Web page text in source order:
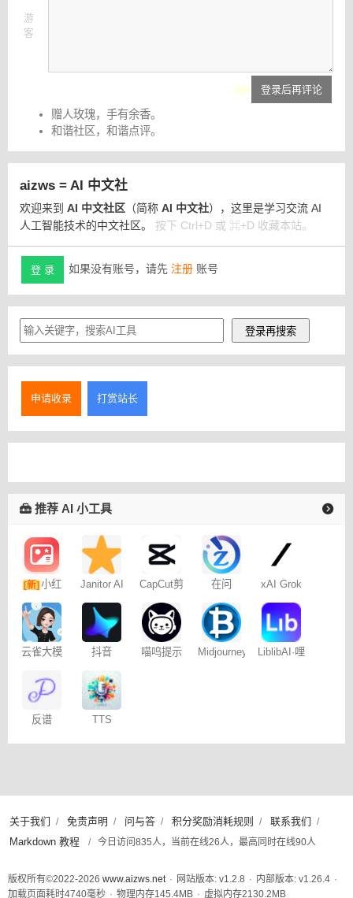
游
客
登录后再评论
赠人玫瑰，手有余香。
和谐社区，和谐点评。
aizws = AI 中文社
欢迎来到 AI 中文社区 （简称 AI 中文社），这里是学习交流 AI
人工智能技术的中文社区。 按下 Ctrl+D 或 ⌘+D 收藏本站。
登 录 如果没有账号，请先 注册 账号
申请收录 打赏站长
推荐 AI 小工具
[新] 小红
书图文笔
记
Janitor AI
聊天
CapCut剪
在问 xAI Grok
云雀大模
抖音
– 免费
喵呜提示
Midjourney
LiblibAI·哩
反谱
TTS
关于我们 / 免责声明 / 问与答 / 积分奖励消耗规则 / 联系我们 /
Markdown 教程 / 今日访问835人，当前在线26人，最高同时在线90人
版权所有©2022-2026 www.aizws.net · 网站版本: v1.2.8 · 内部版本: v1.26.4 ·
加载页面耗时4740毫秒 · 物理内存145.4MB · 虚拟内存2130.2 MB